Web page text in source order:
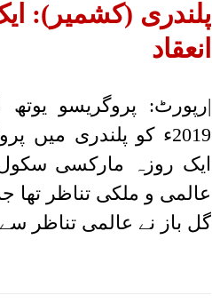
پلندری (کشمیر):
انعقاد
2019ء کو پلندری میں
ایک روزہ مارکسی سکول
عالمی و ملکی تناظر تھا
گل باز نے عالمی تناظر سے